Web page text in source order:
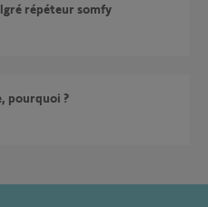
répéteur somfy
pourquoi ?